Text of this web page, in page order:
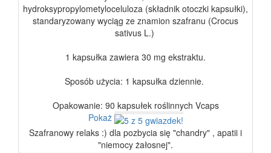
hydroksypropylometyloceluloza (składnik otoczki kapsułki),
standaryzowany wyciąg ze znamion szafranu (Crocus
sativus L.)
1 kapsułka zawiera 30 mg ekstraktu.
Sposób użycia: 1 kapsułka dziennie.
Opakowanie: 90 kapsułek roślinnych Vcaps
Pokaż
Szafranowy relaks :) dla pozbycia się "chandry" , apatii i
"niemocy żałosnej".